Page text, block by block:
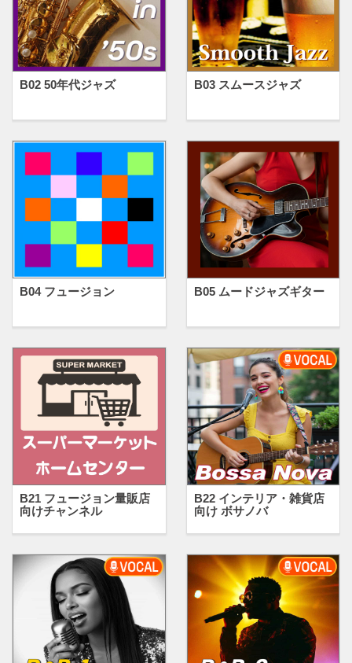
B02 50年代ジャズ B03 スムースジャズ
B04 フュージョン B05 ムードジャズギター
B21 フュージョン量販店
向けチャンネル
B22 インテリア・雑貨店
向け ボサノバ